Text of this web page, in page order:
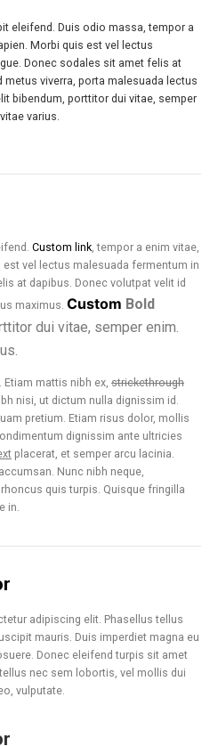
eleifend. Duis odio massa, tempor a
Morbi quis est vel lectus
Donec sodales sit amet felis at
viverra, porta malesuada lectus
bibendum, porttitor dui vitae, semper
varius.
Custom link , tempor a enim vitae,
vel lectus malesuada fermentum in
at dapibus. Donec volutpat velit id
maximus. Custom Bold
dui vitae, semper enim.
mattis nibh ex, strickethrough
nisi, ut dictum nulla dignissim id.
pretium. Etiam risus dolor, mollis
dignissim ante ultricies
placerat, et semper arcu lacinia.
Nunc nibh neque,
quis turpis. Quisque fringilla
in.
adipiscing elit. Phasellus tellus
mauris. Duis imperdiet magna eu
Donec eleifend turpis sit amet
nec sem lobortis, vel mollis dui
vulputate.